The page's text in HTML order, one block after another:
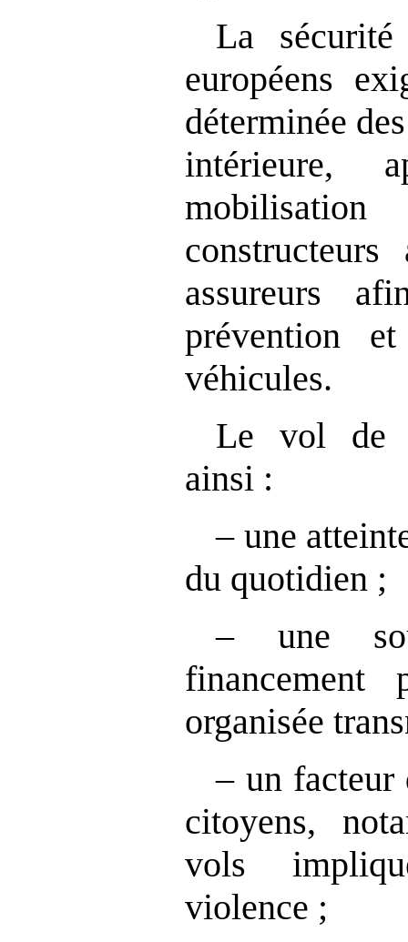
La sécurité
européens
déterminée
intérieure,
assureurs
prévention
véhicules.
Le vol de
ainsi :
– une
du quotidien ;
– une
financement
organisée
– un facteur
citoyens,
vols
violence ;